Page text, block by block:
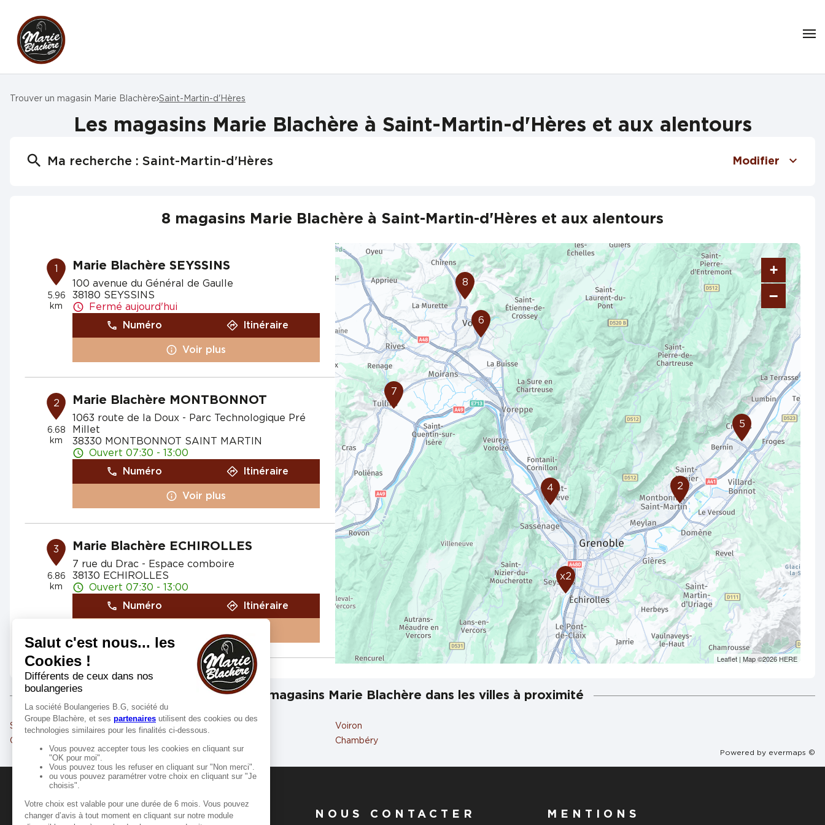
Trouver un magasin Marie Blachère Saint-Martin-d'Hères
Les magasins Marie Blachère à Saint-Martin-d'Hères et aux alentours
Ma recherche : Saint-Martin-d'Hères Modifier
8 magasins Marie Blachère à Saint-Martin-d'Hères et aux alentours
1
5.96
km
Marie Blachère SEYSSINS
100 avenue du Général de Gaulle
38180 SEYSSINS
Fermé aujourd'hui
Numéro
Itinéraire
Voir plus
2
6.68
km
Marie Blachère MONTBONNOT
1063 route de la Doux - Parc Technologique Pré
Millet
38330 MONTBONNOT SAINT MARTIN
Ouvert 07:30 - 13:00
Numéro
Itinéraire
Voir plus
3
6.86
km
Marie Blachère ECHIROLLES
7 rue du Drac - Espace comboire
38130 ECHIROLLES
Ouvert 07:30 - 13:00
Numéro
Itinéraire
8.56
km
Marie Blachère ST EGREVE
38120 SAINT EGREVE
Fermé aujourd'hui
Voir plus
5 Marie Blachère CROLLES
7
8
6
5
2
4
x2
+
−
Leaflet| Map ©2026HERE
Les magasins Marie Blachère dans les villes à proximité
Saint-Martin-d'Hères
Grenoble
Échirolles
Voiron
Chambéry
Powered by evermaps ©
MANGER-BOUGER NOUS CONTACTER MENTIONS